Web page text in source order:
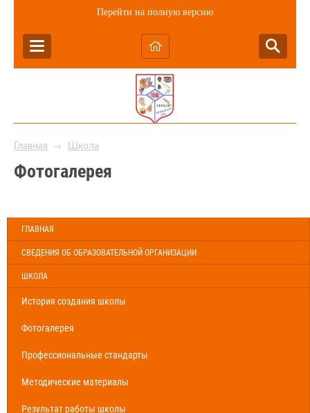
Перейти на полную версию
Главная → Школа
Фотогалерея
ГЛАВНАЯ
СВЕДЕНИЯ ОБ ОБРАЗОВАТЕЛЬНОЙ ОРГАНИЗАЦИИ
ШКОЛА
История создания школы
Фотогалерея
Профессиональные стандарты
Методические материалы
Результат работы школы